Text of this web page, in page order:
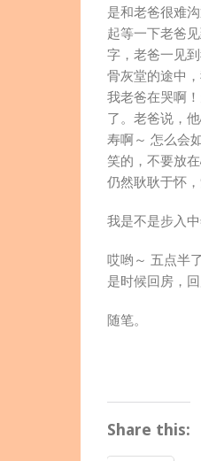
是和老爸很难
起等一下老爸
字，老爸一见
骨灰堂的途中
我老爸在哭啊
了。老爸说，
寿啊～ 怎么会
笑的，不要放
仍然耿耿于怀，
我是不是步入
哎哟～ 五点半
是时候回房，回
随笔。
Share this: